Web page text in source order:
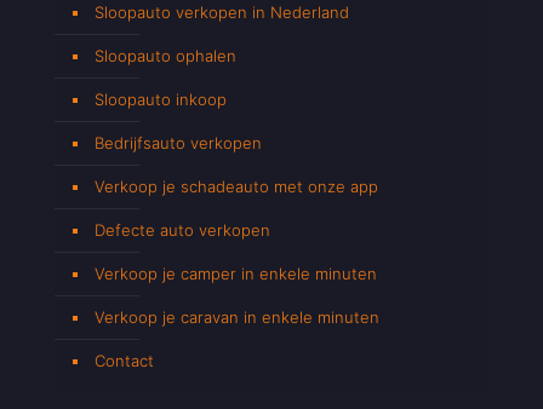
Sloopauto verkopen in Nederland
Sloopauto ophalen
Sloopauto inkoop
Bedrijfsauto verkopen
Verkoop je schadeauto met onze app
Defecte auto verkopen
Verkoop je camper in enkele minuten
Verkoop je caravan in enkele minuten
Contact